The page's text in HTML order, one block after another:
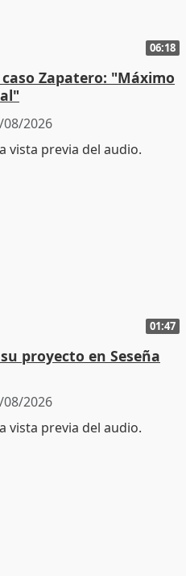
06:18
Zapatero: "Máximo
08/2026
01:47
proyecto en Seseña
08/2026